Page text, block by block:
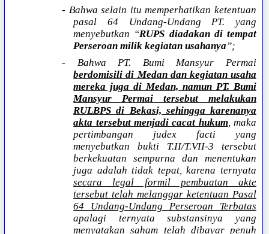
- Bahwa selain itu memperhatikan ketentuan
pasal 64 Undang-Undang PT. yang
menyebutkan “RUPS diadakan di tempat
Perseroan milik kegiatan usahanya”;
- Bahwa PT. Bumi Mansyur Permai
berdomisili di Medan dan kegiatan usaha
mereka juga di Medan, namun PT. Bumi
Mansyur Permai tersebut melakukan
RULBPS di Bekasi, sehingga karenanya
akta tersebut menjadi cacat hukum, maka
pertimbangan judex facti yang
menyebutkan bukti T.II/T.VII-3 tersebut
berkekuatan sempurna dan menentukan
juga adalah tidak tepat, karena ternyata
secara legal formil pembuatan akte
tersebut telah melanggar ketentuan Pasal
64 Undang-Undang Perseroan Terbatas
apalagi ternyata substansinya yang
menyatakan saham telah dibayar penuh